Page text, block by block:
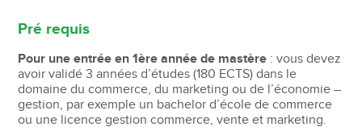
Pré requis
Pour une entrée en 1ère année de mastère : vous devez
avoir validé 3 années d’études (180 ECTS) dans le
domaine du commerce, du marketing ou de l’économie –
gestion, par exemple un bachelor d’école de commerce
ou une licence gestion commerce, vente et marketing.